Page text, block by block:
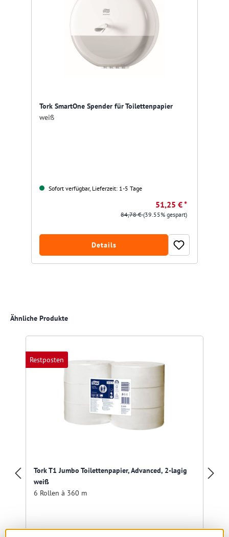
Tork SmartOne Spender für Toilettenpapier
weiß
Sofort verfügbar, Lieferzeit: 1-5 Tage
51,25 € *
84,78 €(39.55% gespart)
Details
Produktgalerie überspringen
Ähnliche Produkte
Restposten
Tork T1 Jumbo Toilettenpapier, Advanced, 2-lagig
weiß
6 Rollen à 360 m